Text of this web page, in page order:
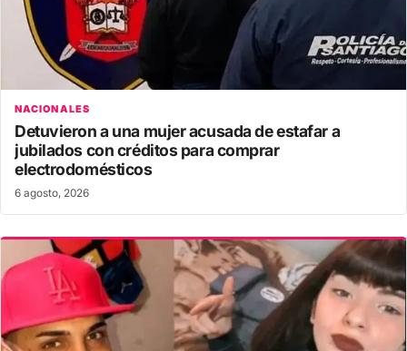
NACIONALES
Detuvieron a una mujer acusada de estafar a
jubilados con créditos para comprar
electrodomésticos
6 agosto, 2026